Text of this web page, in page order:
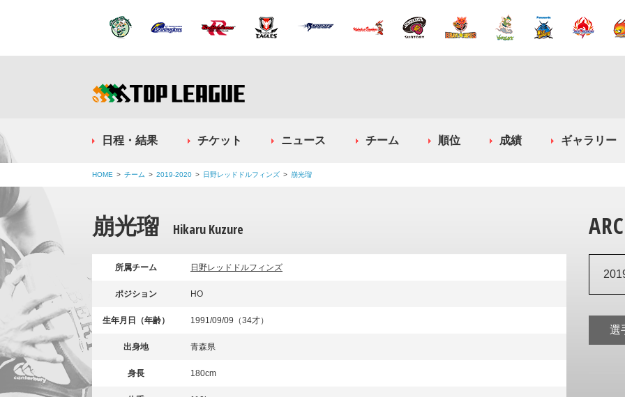
日程・結果 チケット ニュース チーム 順位 成績 ギャラリー
HOME チーム 2019-2020 日野レッドドルフィンズ 崩光瑠
崩光瑠 Hikaru Kuzure
所属チーム 日野レッドドルフィンズ
ポジション HO
生年月日（年齢） 1991/09/09（34才）
出身地 青森県
身長 180cm
選